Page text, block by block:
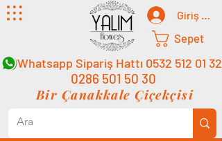
Giriş Yap
Sepet
Whatsapp Sipariş Hattı 0532 512 01 32
0286 501 50 30
Bir Çanakkale Çiçekçisi